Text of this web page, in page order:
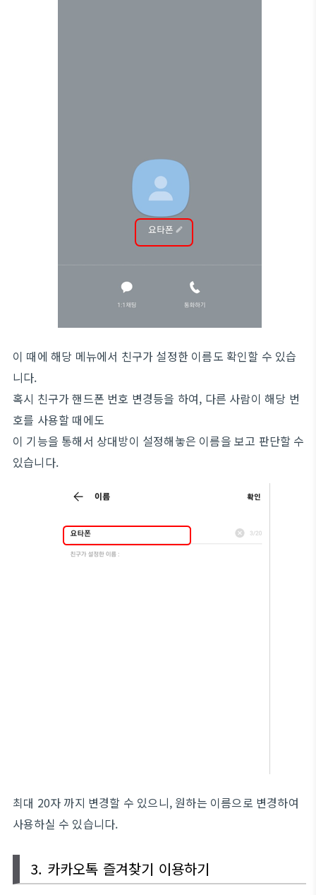
이 때에 해당 메뉴에서 친구가 설정한 이름도 확인할 수 있습
니다.
혹시 친구가 핸드폰 번호 변경등을 하여, 다른 사람이 해당 번
호를 사용할 때에도
이 기능을 통해서 상대방이 설정해놓은 이름을 보고 판단할 수
있습니다.
최대 20자 까지 변경할 수 있으니, 원하는 이름으로 변경하여
사용하실 수 있습니다.
3. 카카오톡 즐겨찾기 이용하기